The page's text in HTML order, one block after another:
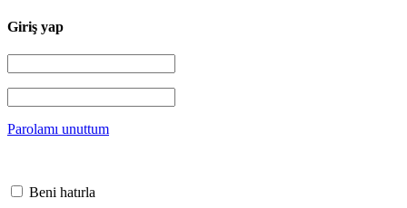
Giriş yap
Parolamı unuttum
Beni hatırla